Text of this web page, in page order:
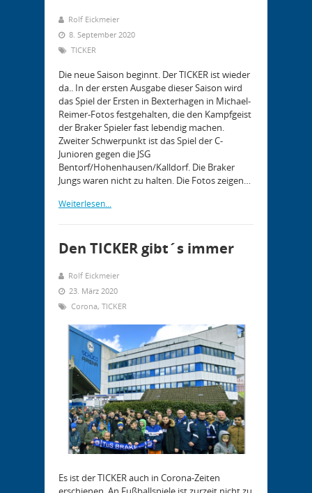
Rolf Eickmeier
8. September 2020
TICKER
Die neue Saison beginnt. Der TICKER ist wieder
da.. In der ersten Ausgabe dieser Saison wird
das Spiel der Ersten in Bexterhagen in Michael-
Reimer-Fotos festgehalten, die den Kampfgeist
der Braker Spieler fast lebendig machen.
Zweiter Schwerpunkt ist das Spiel der C-
Junioren gegen die JSG
Bentorf/Hohenhausen/Kalldorf. Die Braker
Jungs waren nicht zu halten. Die Fotos zeigen…
Weiterlesen...
Den TICKER gibt´s immer
Rolf Eickmeier
23. März 2020
Corona, TICKER
Es ist der TICKER auch in Corona-Zeiten